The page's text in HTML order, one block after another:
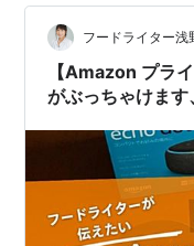
Echo Dot (エコード
Echo Dot 第5世代は
ーカー…
フードライター浅
【Amazon プラ
がぶっちゃけま